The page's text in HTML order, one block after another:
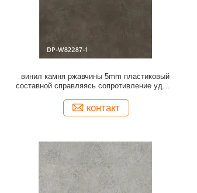
винил камня ржавчины 5mm пластиковый
составной справляясь сопротивление удара
контакт